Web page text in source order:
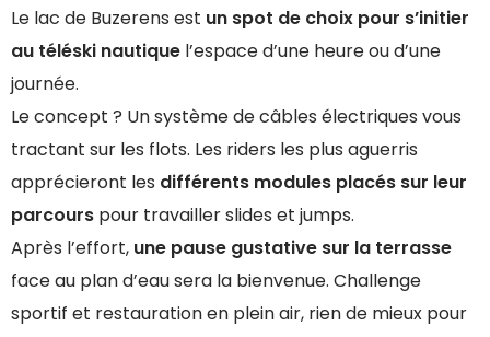
Le lac de Buzerens est un spot de choix pour s’initier
au téléski nautique l’espace d’une heure ou d’une
journée.
Le concept ? Un système de câbles électriques vous
tractant sur les flots. Les riders les plus aguerris
apprécieront les différents modules placés sur leur
parcours pour travailler slides et jumps.
Après l’effort, une pause gustative sur la terrasse
face au plan d’eau sera la bienvenue. Challenge
sportif et restauration en plein air, rien de mieux pour